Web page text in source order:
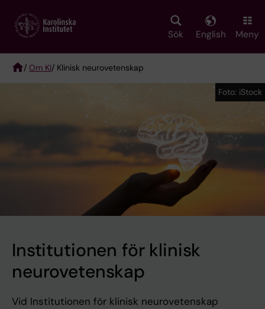
main
Sök English Meny
Breadcrumb
/ Om KI/ Klinisk neurovetenskap
Institutionen för klinisk
neurovetenskap
Vid Institutionen för klinisk neurovetenskap
Foto: iStock
Foto: iStock